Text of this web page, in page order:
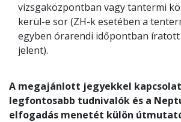
vizsgaközpontban vagy tantermi
kerül-e sor (ZH-k esetében a
egyben órarendi időpontban
jelent).
A megajánlott jegyekkel
legfontosabb tudnivalók és a
elfogadás menetét külön